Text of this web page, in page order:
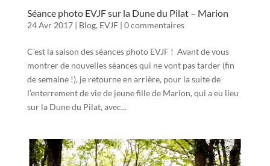
Séance photo EVJF sur la Dune du Pilat – Marion
24 Avr 2017| Blog, EVJF| 0 commentaires
C’est la saison des séances photo EVJF ! Avant de vous
montrer de nouvelles séances qui ne vont pas tarder (fin
de semaine !), je retourne en arrière, pour la suite de
l’enterrement de vie de jeune fille de Marion, qui a eu lieu
sur la Dune du Pilat, avec...